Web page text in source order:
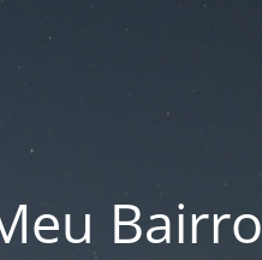
Bairro